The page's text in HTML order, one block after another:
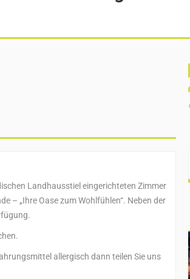
Landhausstiel eingerichteten Zimmer
– „Ihre Oase zum Wohlfühlen“. Neben der
allergisch dann teilen Sie uns